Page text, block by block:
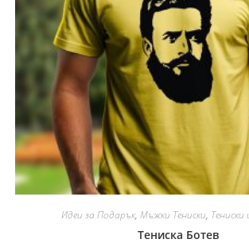
Идеи за Подарък, Мъжки Тениски,
Тениска Ботев